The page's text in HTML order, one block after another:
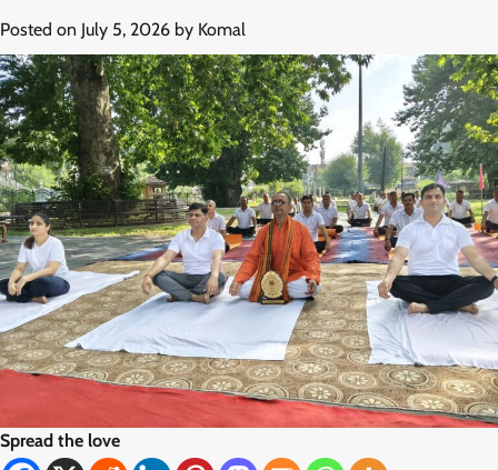
Posted on July 5, 2026 by Komal
Spread the love